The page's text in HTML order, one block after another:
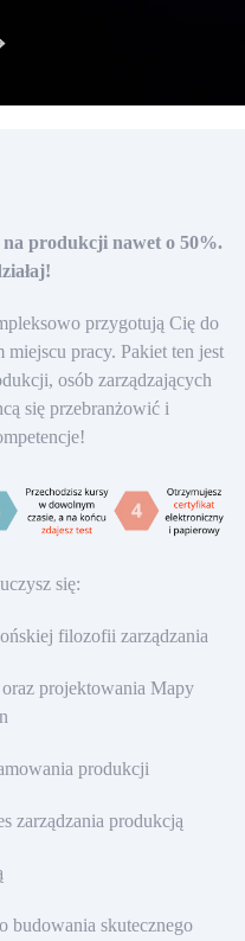
na produkcji nawet o 50%.
przygotują Cię do
pracy. Pakiet ten jest
osób zarządzających
się przebranżowić i
się:
filozofii zarządzania
projektowania Mapy
produkcji
zarządzania produkcją
budowania skutecznego